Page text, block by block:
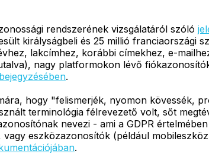
rendszerének vizsgálatáról szóló
királyságbeli és 25 millió franciaországi
lakcímhez, korábbi címekhez, e-
nagy platformokon lévő
bejegyzésében.
hogy "felismerjék, nyomon kövessék,
terminológia félrevezető volt, sőt
nevezi - ami a GDPR
eszközazonosítók (például
.